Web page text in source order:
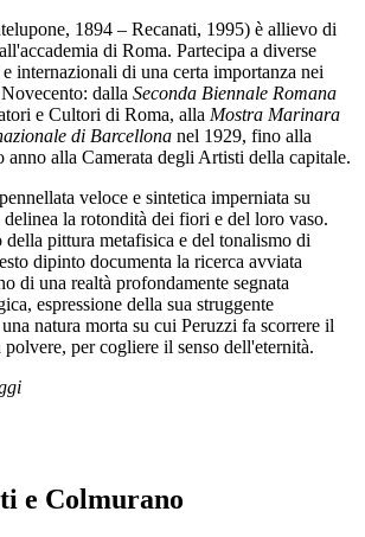
1894 – Recanati, 1995) è allievo di
di Roma. Partecipa a diverse
internazionali di una certa importanza nei
dalla Seconda Biennale Romana
e Cultori di Roma, alla Mostra Marinara
di Barcellona nel 1929, fino alla
anno alla Camerata degli Artisti della capitale.
veloce e sintetica imperniata su
la rotondità dei fiori e del loro vaso.
pittura metafisica e del tonalismo di
dipinto documenta la ricerca avviata
di una realtà profondamente segnata
espressione della sua struggente
natura morta su cui Peruzzi fa scorrere il
polvere, per cogliere il senso dell'eternità.
e Colmurano